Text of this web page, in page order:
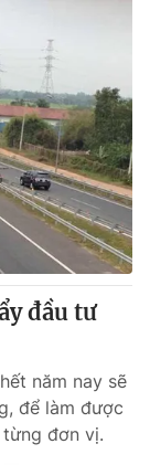
đầu tư
năm nay sẽ
để làm được
đơn vị.